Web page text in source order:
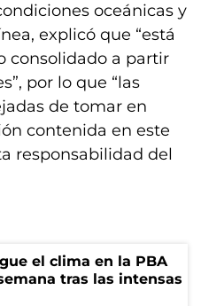
oceánicas y
explicó que “está
consolidado a partir
por lo que “las
de tomar en
contenida en este
responsabilidad del
el clima en la PBA
tras las intensas